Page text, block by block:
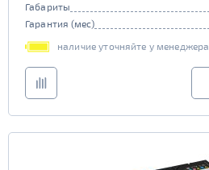
Габариты
Гарантия (мес)
наличие уточняйте у менеджера